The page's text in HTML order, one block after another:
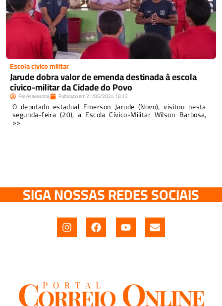
Escola cívico militar
Jarude dobra valor de emenda destinada à escola
cívico-militar da Cidade do Povo
PorAssessoria Publicado em21/05/2024 18:13
O deputado estadual Emerson Jarude (Novo), visitou nesta
segunda-feira (20), a Escola Cívico-Militar Wilson Barbosa,
>>
SIGA NOSSAS REDES SOCIAIS